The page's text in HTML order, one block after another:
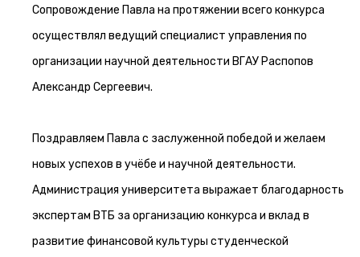
Сопровождение Павла на протяжении всего конкурса
осуществлял ведущий специалист управления по
организации научной деятельности ВГАУ Распопов
Александр Сергеевич.
Поздравляем Павла с заслуженной победой и желаем
новых успехов в учёбе и научной деятельности.
Администрация университета выражает благодарность
экспертам ВТБ за организацию конкурса и вклад в
развитие финансовой культуры студенческой